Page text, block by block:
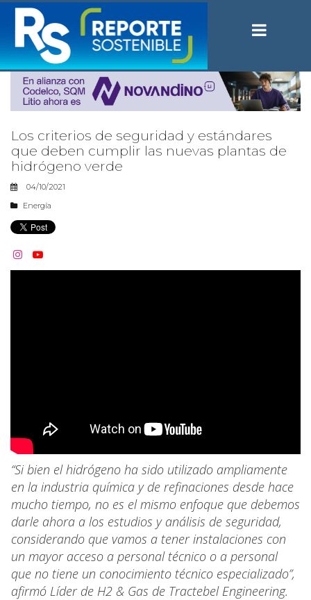
Los criterios de seguridad y estándares
que deben cumplir las nuevas plantas de
hidrógeno verde
04/10/2021
Energía
 
“Si bien el hidrógeno ha sido utilizado ampliamente
en la industria química y de refinaciones desde hace
mucho tiempo, no es el mismo enfoque que debemos
darle ahora a los estudios y análisis de seguridad,
considerando que vamos a tener instalaciones con
un mayor acceso a personal técnico o a personal
que no tiene un conocimiento técnico especializado”,
afirmó Líder de H2 & Gas de Tractebel Engineering.